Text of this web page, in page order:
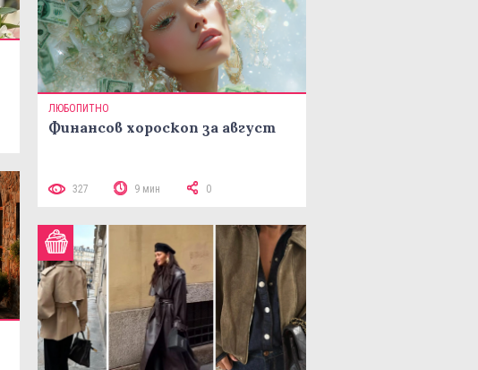
ЛЮБОПИТНО
Финансов хороскоп за август
327 9 мин 0